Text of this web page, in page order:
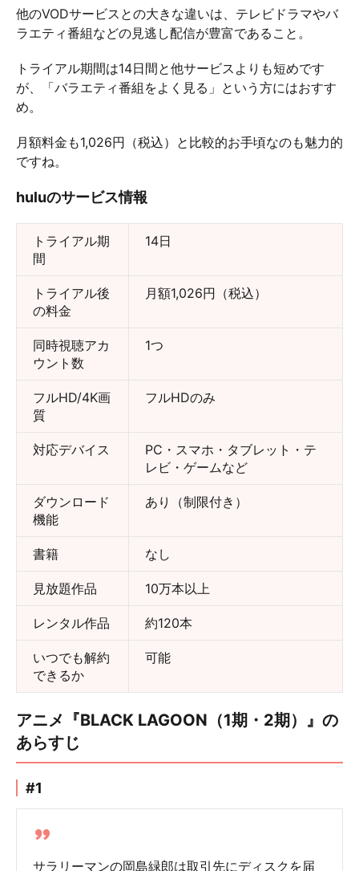
他のVODサービスとの大きな違いは、テレビドラマやバ
ラエティ番組などの見逃し配信が豊富であること。
トライアル期間は14日間と他サービスよりも短めです
が、「バラエティ番組をよく見る」という方にはおすす
め。
月額料金も1,026円（税込）と比較的お手頃なのも魅力的
ですね。
huluのサービス情報
トライアル期
間
14日
トライアル後
の料金
月額1,026円（税込）
同時視聴アカ
ウント数
1つ
フルHD/4K画
質
フルHDのみ
対応デバイス
PC・スマホ・タブレット・テ
レビ・ゲームなど
ダウンロード
機能
あり（制限付き）
書籍 なし
見放題作品 10万本以上
レンタル作品 約120本
いつでも解約
できるか
可能
アニメ『BLACK LAGOON（1期・2期）』の
あらすじ
#1
サラリーマンの岡島緑郎は取引先にディスクを届